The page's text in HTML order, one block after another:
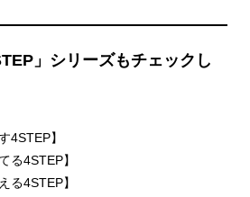
」シリーズもチェックし
4STEP】
る4STEP】
る4STEP】